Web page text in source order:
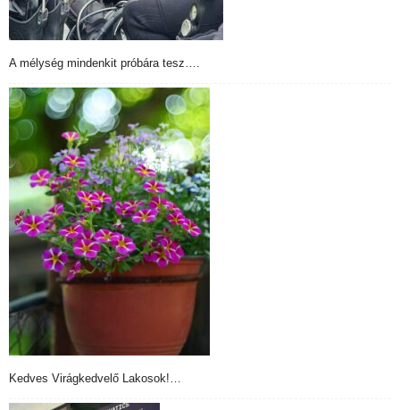
A mélység mindenkit próbára tesz….
Kedves Virágkedvelő Lakosok!…